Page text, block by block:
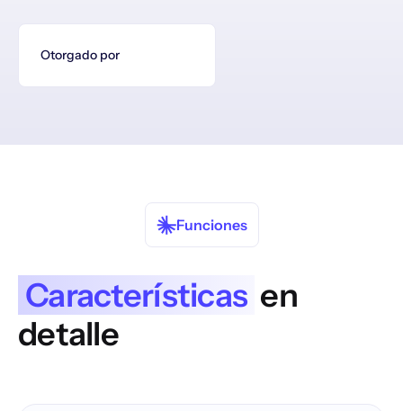
Otorgado por
Funciones
Características en
detalle